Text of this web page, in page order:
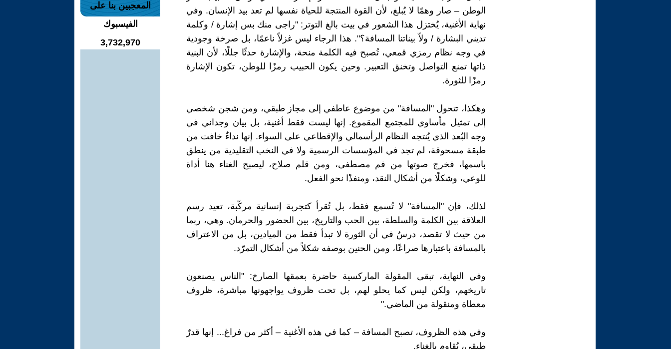
الوطن – صار وهمًا لا يُبلغ، لأن القوة المنتجة للحياة نفسها لم تعد بيد الإنسان. وفي
نهاية الأغنية، يُختزل هذا الشعور في بيت بالغ التوتر: "راجى منك بس إشارة / وكلمة
تديني البشارة / ولاّ بيناتنا المسافة؟". هذا الرجاء ليس غزلاً ناعمًا، بل صرخة وجودية
في وجه نظام رمزي قمعي، تُصبح فيه الكلمة منحة، والإشارة حدثًا جللًا، لأن البنية
ذاتها تمنع التواصل وتخنق التعبير. وحين يكون الحبيب رمزًا للوطن، تكون الإشارة
رمزًا للثورة.
وهكذا، تتحول "المسافة" من موضوع عاطفي إلى مجاز طبقي، ومن شجن شخصي
إلى تمثيل مأساوي للمجتمع المقموع. إنها ليست فقط أغنية، بل بيان وجداني في
وجه البُعد الذي يُنتجه النظام الرأسمالي والإقطاعي على السواء. إنها نداءٌ خافت من
طبقة مسحوقة، لم تجد في المؤسسات الرسمية ولا في النخب التقليدية من ينطق
باسمها، فخرج صوتها من فم مصطفى، ومن قلم صلاح، ليصبح الغناء هنا أداة
للوعي، وشكلًا من أشكال النقد، ومنفذًا نحو الفعل.
لذلك، فإن "المسافة" لا تُسمع فقط، بل تُقرأ كتجربة إنسانية مركّبة، تعيد رسم
العلاقة بين الكلمة والسلطة، بين الحب والتاريخ، بين الحضور والحرمان. وهي، ربما
من حيث لا تقصد، درسٌ في أن الثورة لا تبدأ فقط من الميادين، بل من الاعتراف
بالمسافة باعتبارها صراعًا، ومن الحنين بوصفه شكلاً من أشكال التمرّد.
وفي النهاية، تبقى المقولة الماركسية حاضرة بعمقها الصارخ: "الناس يصنعون
تاريخهم، ولكن ليس كما يحلو لهم، بل تحت ظروف يواجهونها مباشرة، ظروف
معطاة ومنقولة من الماضي."
وفي هذه الظروف، تصبح المسافة – كما في هذه الأغنية – أكثر من فراغ... إنها قدرٌ
طبقي، يُقاوم بالغناء.
المعجبين بنا على
الفيسبوك
3,732,970